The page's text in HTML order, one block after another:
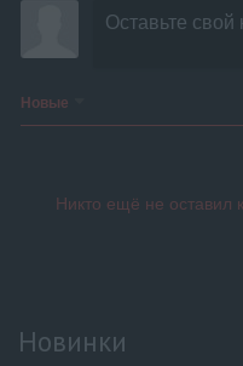
Новые
Новинки